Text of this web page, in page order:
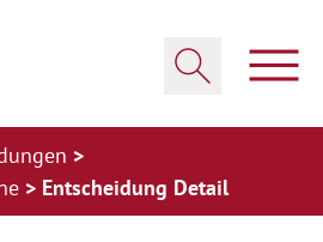
Entscheidung Detail